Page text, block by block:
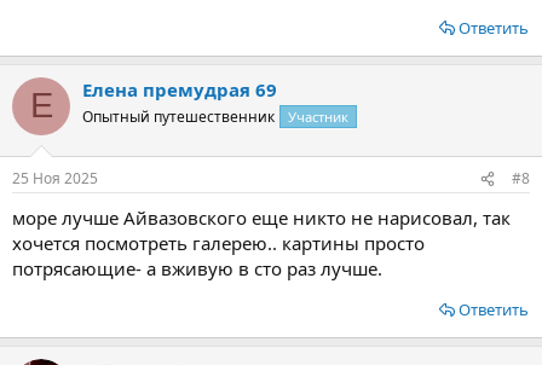
Ответить
Е Елена премудрая 69
Опытный путешественник Участник
25 Ноя 2025 #8
море лучше Айвазовского еще никто не нарисовал, так
хочется посмотреть галерею.. картины просто
потрясающие- а вживую в сто раз лучше.
Ответить